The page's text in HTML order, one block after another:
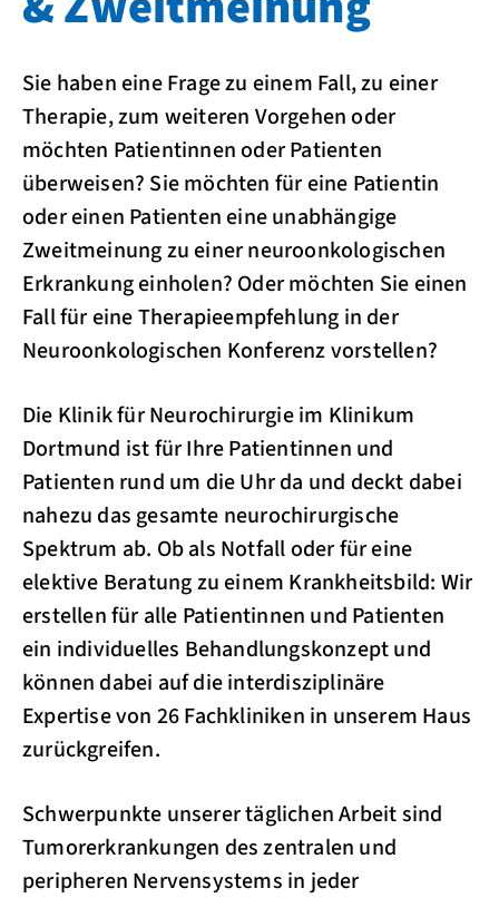
Sie haben eine Frage zu einem Fall, zu einer
Therapie, zum weiteren Vorgehen oder
möchten Patientinnen oder Patienten
überweisen? Sie möchten für eine Patientin
oder einen Patienten eine unabhängige
Zweitmeinung zu einer neuroonkologischen
Erkrankung einholen? Oder möchten Sie einen
Fall für eine Therapieempfehlung in der
Neuroonkologischen Konferenz vorstellen?
Die Klinik für Neurochirurgie im Klinikum
Dortmund ist für Ihre Patientinnen und
Patienten rund um die Uhr da und deckt dabei
nahezu das gesamte neurochirurgische
Spektrum ab. Ob als Notfall oder für eine
elektive Beratung zu einem Krankheitsbild: Wir
erstellen für alle Patientinnen und Patienten
ein individuelles Behandlungskonzept und
können dabei auf die interdisziplinäre
Expertise von 26 Fachkliniken in unserem Haus
zurückgreifen.
Schwerpunkte unserer täglichen Arbeit sind
Tumorerkrankungen des zentralen und
peripheren Nervensystems in jeder